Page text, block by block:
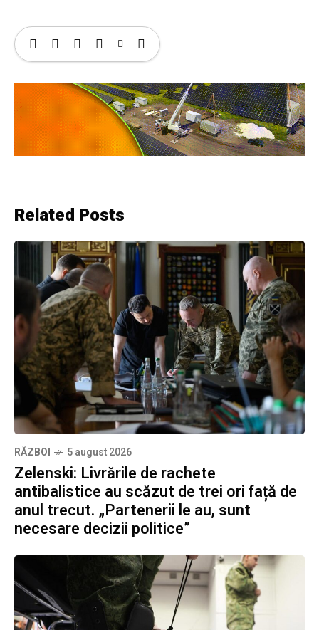
Related Posts
RĂZBOI 5 august 2026
Zelenski: Livrările de rachete
antibalistice au scăzut de trei ori față de
anul trecut. „Partenerii le au, sunt
necesare decizii politice”